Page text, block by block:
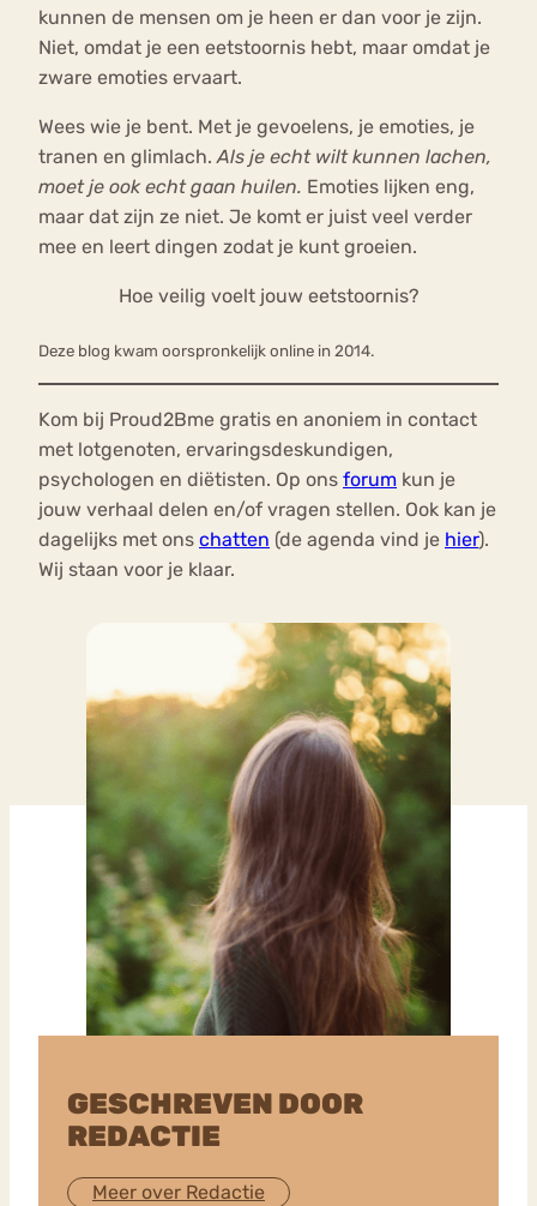
kunnen de mensen om je heen er dan voor je zijn.
Niet, omdat je een eetstoornis hebt, maar omdat je
zware emoties ervaart.
Wees wie je bent. Met je gevoelens, je emoties, je
tranen en glimlach.Als je echt wilt kunnen lachen,
moet je ook echt gaan huilen. Emoties lijken eng,
maar dat zijn ze niet. Je komt er juist veel verder
mee en leert dingen zodat je kunt groeien.
Hoe veilig voelt jouw eetstoornis?
Deze blog kwam oorspronkelijk online in 2014.
Kom bij Proud2Bme gratis en anoniem in contact
met lotgenoten, ervaringsdeskundigen,
psychologen en diëtisten. Op ons forum kun je
jouw verhaal delen en/of vragen stellen. Ook kan je
dagelijks met ons chatten (de agenda vind je hier).
Wij staan voor je klaar.
GESCHREVEN DOOR
REDACTIE
Meer over Redactie